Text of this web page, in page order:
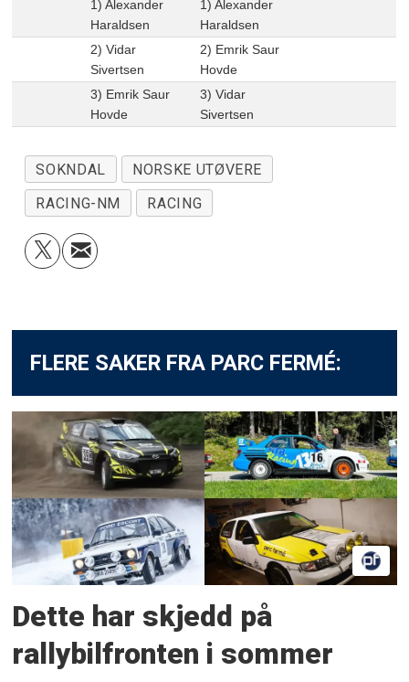
1) Alexander
Haraldsen
1) Alexander
Haraldsen
2) Vidar
Sivertsen
2) Emrik Saur
Hovde
3) Emrik Saur
Hovde
3) Vidar
Sivertsen
SOKNDAL
NORSKE UTØVERE
RACING-NM
RACING
FLERE SAKER FRA PARC FERMÉ:
Dette har skjedd på
rallybilfronten i sommer